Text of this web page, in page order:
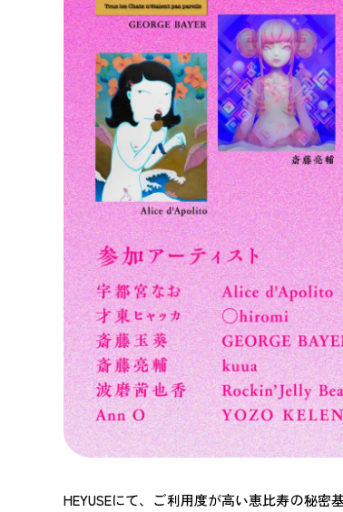
HEYUSEにて、ご利用度が高い恵比寿の秘